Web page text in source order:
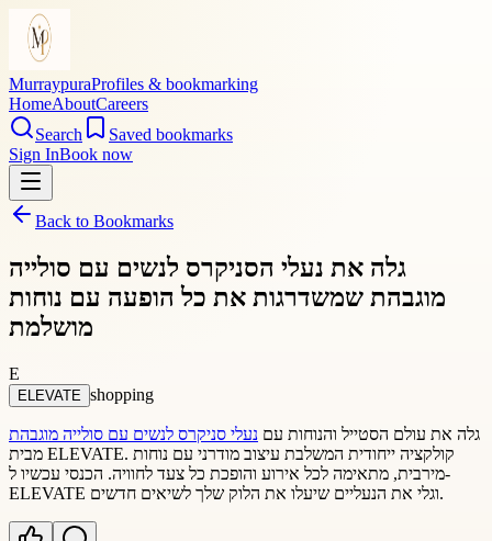
MurraypuraProfiles & bookmarking
HomeAboutCareers
Search
Saved bookmarks
Sign InBook now
Back to Bookmarks
גלה את נעלי הסניקרס לנשים עם סולייה
מוגבהת שמשדרגות את כל הופעה עם נוחות
מושלמת
E
ELEVATE shopping
גלה את עולם הסטייל והנוחות עם נעלי סניקרס לנשים עם סולייה מוגבהת
מבית ELEVATE. קולקציה ייחודית המשלבת עיצוב מודרני עם נוחות
מירבית, מתאימה לכל אירוע והופכת כל צעד לחוויה. הכנסי עכשיו ל-
ELEVATE וגלי את הנעליים שיעלו את הלוק שלך לשיאים חדשים.